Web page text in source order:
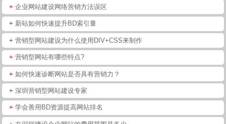
+ 企业网站建设网络营销方法误区
+ 新站如何快速提升BD索引量
+ 营销型网站建设为什么使用DIV+CSS来制作
+ 营销型网站有哪些特点?
+ 如何快速诊断网站是否具有营销力？
+ 深圳营销型网站建设专家
+ 学会善用BD资源提高网站排名